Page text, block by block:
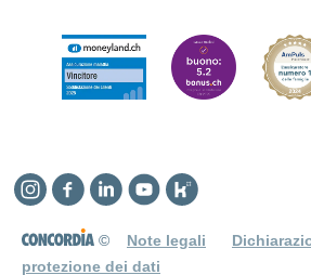
© Note legali
protezione dei dati
Instagram
Facebook
LinkedinYouTube
Kununu